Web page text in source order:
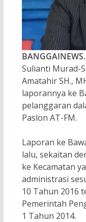
Sulianti Murad-
Amatahir SH.,
laporannya ke
pelanggaran
Paslon AT-FM.
Laporan ke
lalu, sekaitan
ke Kecamatan
administrasi
10 Tahun 2016
Pemerintah
1 Tahun 2014.